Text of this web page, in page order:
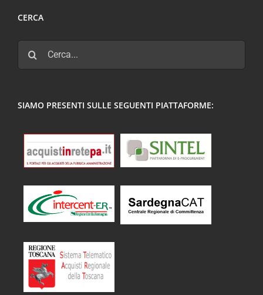
CERCA
Cerca
per:
SIAMO PRESENTI SULLE SEGUENTI PIATTAFORME: